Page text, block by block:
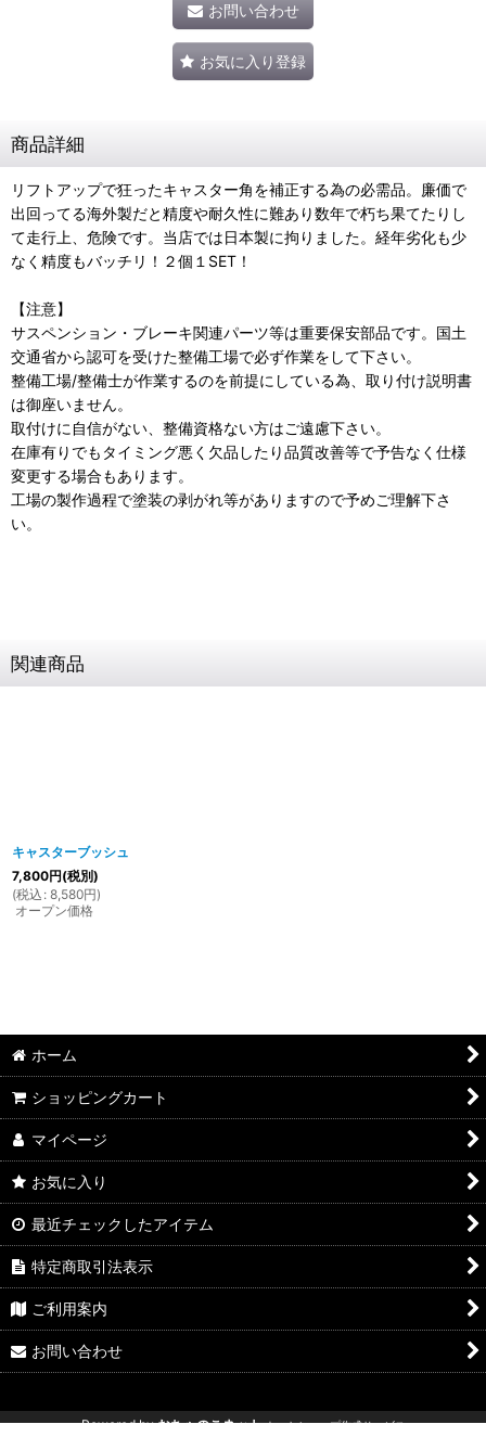
お問い合わせ
お気に入り登録
商品詳細
リフトアップで狂ったキャスター角を補正する為の必需品。廉価で
出回ってる海外製だと精度や耐久性に難あり数年で朽ち果てたりし
て走行上、危険です。当店では日本製に拘りました。経年劣化も少
なく精度もバッチリ！２個１SET！
【注意】
サスペンション・ブレーキ関連パーツ等は重要保安部品です。国土
交通省から認可を受けた整備工場で必ず作業をして下さい。
整備工場/整備士が作業するのを前提にしている為、取り付け説明書
は御座いません。
取付けに自信がない、整備資格ない方はご遠慮下さい。
在庫有りでもタイミング悪く欠品したり品質改善等で予告なく仕様
変更する場合もあります。
工場の製作過程で塗装の剥がれ等がありますので予めご理解下さ
い。
関連商品
キャスターブッシュ
7,800円(税別)
(税込 : 8,580円)
オープン価格
ホーム
ショッピングカート
マイページ
お気に入り
最近チェックしたアイテム
特定商取引法表示
ご利用案内
お問い合わせ
Powered byおちゃのこネット ネットショップ作成サービス